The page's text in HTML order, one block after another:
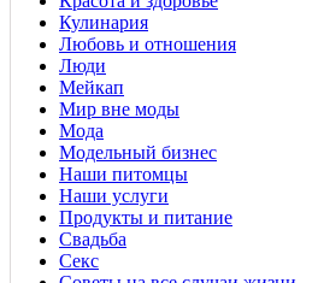
Кулинария
Любовь и отношения
Люди
Мейкап
Мир вне моды
Мода
Модельный бизнес
Наши питомцы
Наши услуги
Продукты и питание
Свадьба
Секс